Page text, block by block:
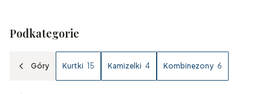
Podkategorie
Góry Kurtki 15 Kamizelki 4 Kombinezony 6